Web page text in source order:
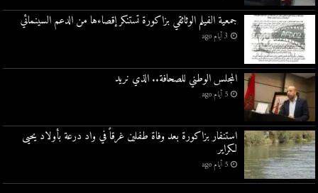
جمعية الفيلم الوثائقي بزاكورة تستنكر إقصاءها من الدعم السينمائي
3 أيام ago
المجلس الوطني للصحافة.. الذي نريد
5 أيام ago
استنفار بزاكورة بعد وفاة طفلين غرقاً في واد درعة بأولاد يحيى
لكراير
5 أيام ago